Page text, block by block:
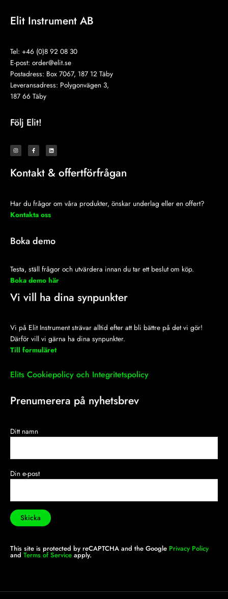
Elit Instrument AB
Tel: +46 (0)8 92 08 30
E-post: order@elit.se
Postadress: Box 7067, 187 12 Täby
Leveransadress: Polygonvägen 3,
187 66 Täby
Följ Elit!
I
n
s
a
g
r
F
a
c
o
o
L
i
n
e
d
i
Kontakt & offertförfrågan
Har du frågor om våra produkter, önskar underlag eller en offert?
Kontakta oss
Boka demo
Testa, ställ frågor och utvärdera innan du tar ett beslut om köp.
Boka demo här
Vi vill ha dina synpunkter
Vi på Elit Instrument strävar alltid efter att bli bättre på det vi gör!
Därför vill vi gärna ha dina synpunkter.
Till formuläret
Elits Cookiepolicy och Integritetspolicy
Prenumerera på nyhetsbrev
Ditt namn
Din e-post
This site is protected by reCAPTCHA and the Google Privacy Policy
and Terms of Service apply.